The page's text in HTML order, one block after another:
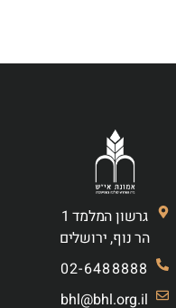
גרשון המלמד 1
הר נוף, ירושלים
02-6488888
bhl@bhl.org.il